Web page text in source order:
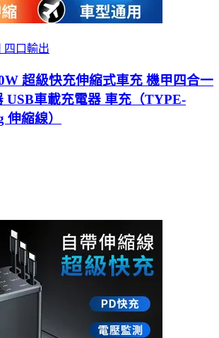
四口輸出
超級快充伸縮式車充 機甲四合一
USB車載充電器 車充（TYPE-
縮線）